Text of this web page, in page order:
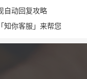
自动回复攻略
知你客服」来帮您